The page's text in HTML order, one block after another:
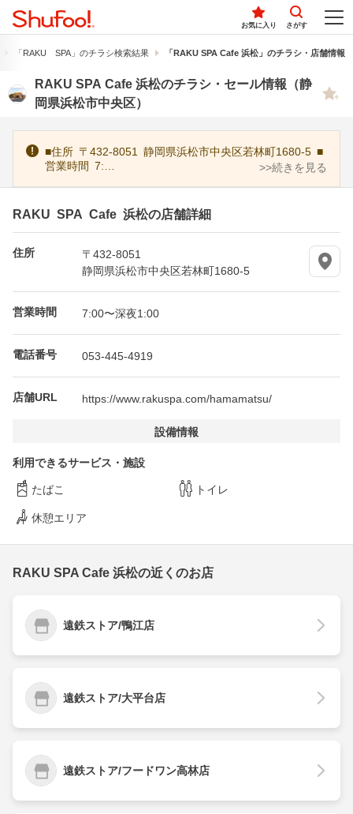
お気に入り さがす
「RAKU SPA」のチラシ検索結果 「RAKU SPA Cafe 浜松」のチラシ・店舗情報
RAKU SPA Cafe 浜松のチラシ・セール情報（静
岡県浜松市中央区）
■住所 〒432-8051 静岡県浜松市中央区若林町1680-5 ■
営業時間 7:…
>>続きを見る
RAKU SPA Cafe 浜松の店舗詳細
住所
〒432-8051
静岡県浜松市中央区若林町1680-5
営業時間 7:00〜深夜1:00
電話番号 053-445-4919
店舗URL https://www.rakuspa.com/hamamatsu/
設備情報
利用できるサービス・施設
たばこ トイレ
休憩エリア
RAKU SPA Cafe 浜松の近くのお店
遠鉄ストア/鴨江店
遠鉄ストア/大平台店
遠鉄ストア/フードワン高林店